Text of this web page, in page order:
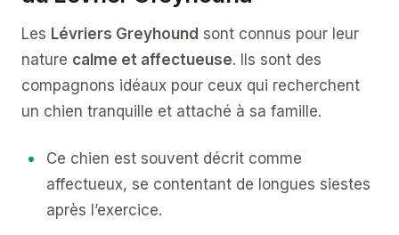
Les Lévriers Greyhound sont connus pour leur
nature calme et affectueuse. Ils sont des
compagnons idéaux pour ceux qui recherchent
un chien tranquille et attaché à sa famille.
Ce chien est souvent décrit comme
affectueux, se contentant de longues siestes
après l’exercice.